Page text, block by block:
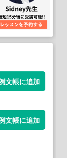
文帳に追加
文帳に追加